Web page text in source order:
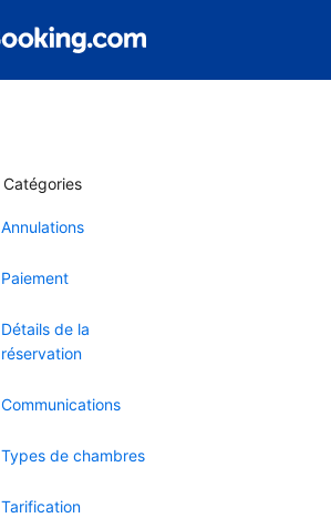
Catégories
Annulations
Paiement
Détails de la
réservation
Communications
Types de chambres
Tarification